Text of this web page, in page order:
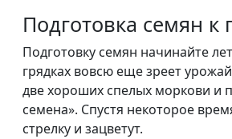
Подготовка семян к
Подготовку семян начинайте
грядках вовсю еще зреет
две хороших спелых моркови и
семена». Спустя некоторое
стрелку и зацветут.